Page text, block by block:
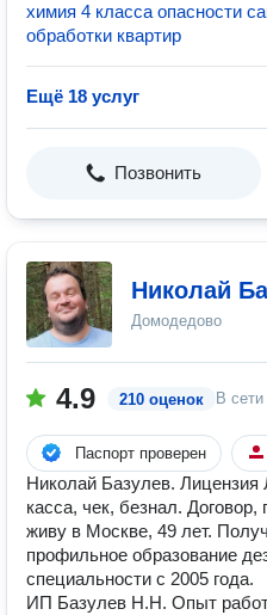
химия 4 класса опасности
обработки квартир
Ещё 18 услуг
Позвонить
Николай
Домодедово
4.9 210 оценок В сети
Паспорт проверен
Николай Базулев. Лицензия
касса, чек, безнал.
живу в Москве, 49 лет.
профильное образование
специальности с 2005 года.
ИП Базулев Н.Н. Опыт